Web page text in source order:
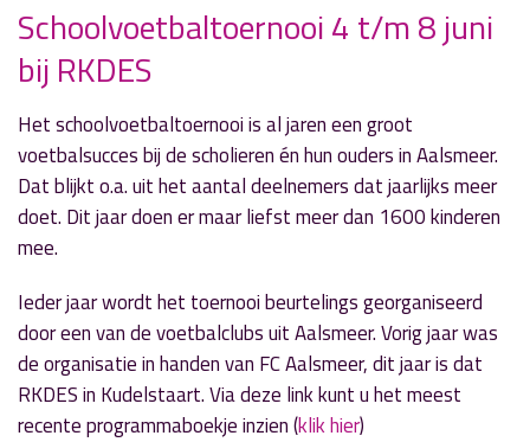
« Vorig nieuwsbericht
Vervoer gaat door ondanks faillissement
Verhoef
» Volgend nieuwsbericht
Cursus werken met e-overheid
1 juni 2018
Schoolvoetbaltoernooi 4 t/m 8 juni
bij RKDES
Het schoolvoetbaltoernooi is al jaren een groot
voetbalsucces bij de scholieren én hun ouders in Aalsmeer.
Dat blijkt o.a. uit het aantal deelnemers dat jaarlijks meer
doet. Dit jaar doen er maar liefst meer dan 1600 kinderen
mee.
Ieder jaar wordt het toernooi beurtelings georganiseerd
door een van de voetbalclubs uit Aalsmeer. Vorig jaar was
de organisatie in handen van FC Aalsmeer, dit jaar is dat
RKDES in Kudelstaart. Via deze link kunt u het meest
recente programmaboekje inzien (klik hier)